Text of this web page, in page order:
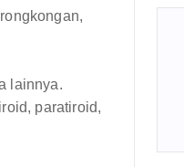
lainnya.
paratiroid,